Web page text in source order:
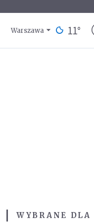
Warszawa 11°
WYBRANE